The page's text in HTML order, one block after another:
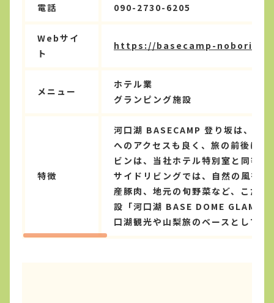
電話 090-2730-6205
Webサイ
ト
https://basecamp-
メニュー
ホテル業
グランピング施設
特徴
河口湖 BASECAMP 登り坂は、富
へのアクセスも良く、旅の前後に
ビンは、当社ホテル特別室と同等
サイドリビングでは、自然の風を
産豚肉、地元の旬野菜など、こだ
設「河口湖 BASE DOME
口湖観光や山梨旅のベースとして